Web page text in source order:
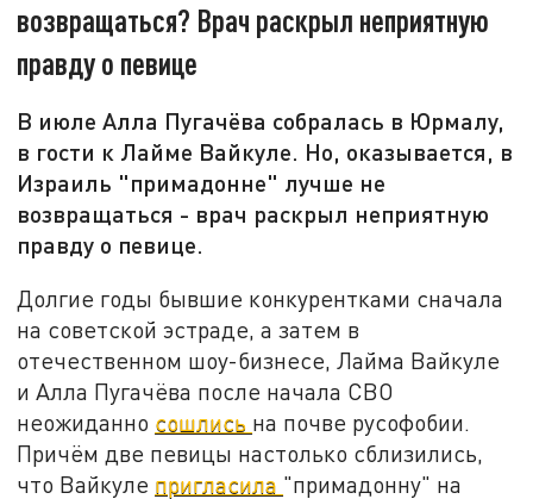
возвращаться? Врач раскрыл неприятную
правду о певице
В июле Алла Пугачёва собралась в Юрмалу,
в гости к Лайме Вайкуле. Но, оказывается, в
Израиль "примадонне" лучше не
возвращаться - врач раскрыл неприятную
правду о певице.
Долгие годы бывшие конкурентками сначала
на советской эстраде, а затем в
отечественном шоу-бизнесе, Лайма Вайкуле
и Алла Пугачёва после начала СВО
неожиданно сошлись на почве русофобии.
Причём две певицы настолько сблизились,
что Вайкуле пригласила "примадонну" на